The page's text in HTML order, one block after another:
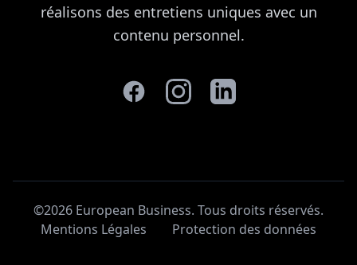
réalisons des entretiens uniques avec un
contenu personnel.
©2026 European Business. Tous droits réservés.
Mentions Légales
Protection des données